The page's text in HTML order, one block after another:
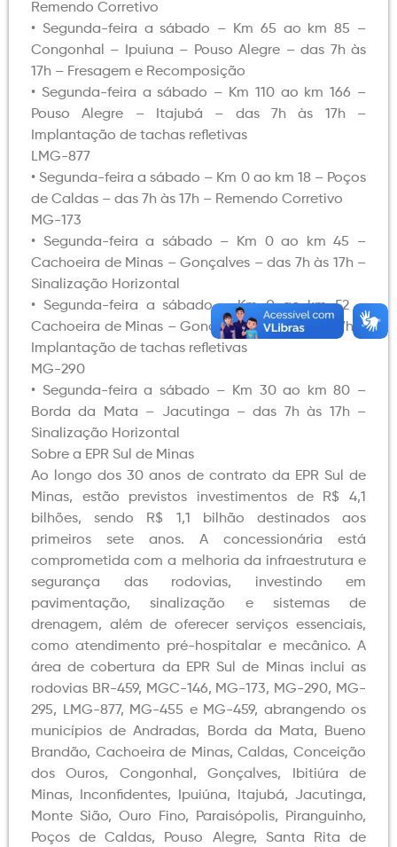
Remendo Corretivo
• Segunda-feira a sábado – Km 65 ao km 85 –
Congonhal – Ipuiuna – Pouso Alegre – das 7h às
17h – Fresagem e Recomposição
• Segunda-feira a sábado – Km 110 ao km 166 –
Pouso Alegre – Itajubá – das 7h às 17h –
Implantação de tachas refletivas
LMG-877
• Segunda-feira a sábado – Km 0 ao km 18 – Poços
de Caldas – das 7h às 17h – Remendo Corretivo
MG-173
• Segunda-feira a sábado – Km 0 ao km 45 –
Cachoeira de Minas – Gonçalves – das 7h às 17h –
Sinalização Horizontal
• Segunda-feira a sábado – Km 0 ao km 52 –
Cachoeira de Minas – Gonçalves – das 7h às 17h –
Implantação de tachas refletivas
MG-290
• Segunda-feira a sábado – Km 30 ao km 80 –
Borda da Mata – Jacutinga – das 7h às 17h –
Sinalização Horizontal
Sobre a EPR Sul de Minas
Ao longo dos 30 anos de contrato da EPR Sul de
Minas, estão previstos investimentos de R$ 4,1
bilhões, sendo R$ 1,1 bilhão destinados aos
primeiros sete anos. A concessionária está
comprometida com a melhoria da infraestrutura e
segurança das rodovias, investindo em
pavimentação, sinalização e sistemas de
drenagem, além de oferecer serviços essenciais,
como atendimento pré-hospitalar e mecânico. A
área de cobertura da EPR Sul de Minas inclui as
rodovias BR-459, MGC-146, MG-173, MG-290, MG-
295, LMG-877, MG-455 e MG-459, abrangendo os
municípios de Andradas, Borda da Mata, Bueno
Brandão, Cachoeira de Minas, Caldas, Conceição
dos Ouros, Congonhal, Gonçalves, Ibitiúra de
Minas, Inconfidentes, Ipuiúna, Itajubá, Jacutinga,
Monte Sião, Ouro Fino, Paraisópolis, Piranguinho,
Poços de Caldas, Pouso Alegre, Santa Rita de